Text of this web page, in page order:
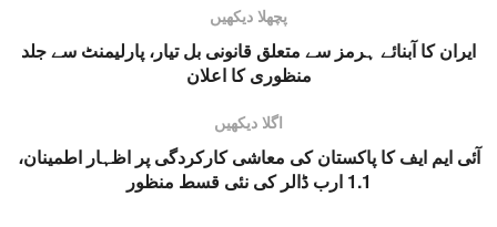
پچھلا دیکھیں
ایران کا آبنائے ہرمز سے متعلق قانونی بل تیار، پارلیمنٹ سے جلد
منظوری کا اعلان
اگلا دیکھیں
آئی ایم ایف کا پاکستان کی معاشی کارکردگی پر اظہار اطمینان،
1.1 ارب ڈالر کی نئی قسط منظور